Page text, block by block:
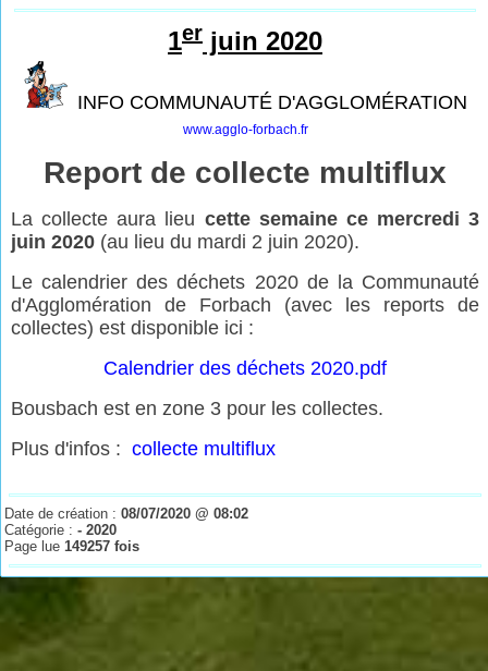
1er juin 2020
INFO COMMUNAUTÉ D'AGGLOMÉRATION
www.agglo-forbach.fr
Report de collecte multiflux
La collecte aura lieu cette semaine ce mercredi 3
juin 2020 (au lieu du mardi 2 juin 2020).
Le calendrier des déchets 2020 de la Communauté
d'Agglomération de Forbach (avec les reports de
collectes) est disponible ici :
Calendrier des déchets 2020.pdf
Bousbach est en zone 3 pour les collectes.
Plus d'infos :collecte multiflux
Date de création :08/07/2020 @ 08:02
Catégorie :- 2020
Page lue149257 fois